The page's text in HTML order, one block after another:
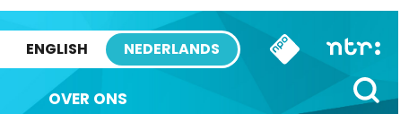
ENGLISH NEDERLANDS
OVER ONS